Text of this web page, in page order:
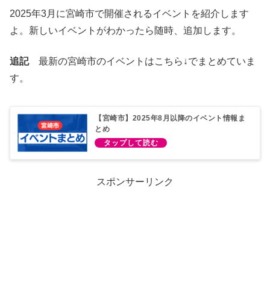
2025年3月に宮崎市で開催されるイベントを紹介します
よ。新しいイベントがわかったら随時、追加します。
追記最新の宮崎市のイベントはこちら↓でまとめていま
す。
【宮崎市】2025年8月以降のイベント情報ま
とめ
スポンサーリンク